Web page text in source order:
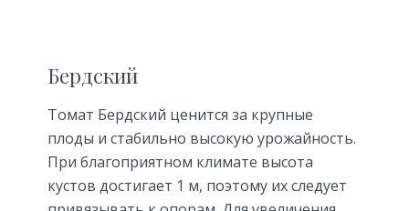
Бердский
Томат Бердский ценится за крупные
плоды и стабильно высокую урожайность.
При благоприятном климате высота
кустов достигает 1 м, поэтому их следует